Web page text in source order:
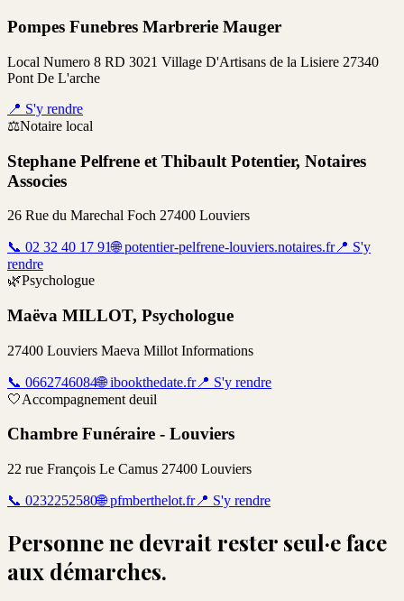
Pompes Funebres Marbrerie Mauger
Local Numero 8 RD 3021 Village D'Artisans de la Lisiere 27340
Pont De L'arche
📍 S'y rendre
⚖️Notaire local
Stephane Pelfrene et Thibault Potentier, Notaires
Associes
26 Rue du Marechal Foch 27400 Louviers
📞 02 32 40 17 91🌐 potentier-pelfrene-louviers.notaires.fr📍 S'y
rendre
🌿Psychologue
Maëva MILLOT, Psychologue
27400 Louviers Maeva Millot Informations
📞 0662746084🌐 ibookthedate.fr📍 S'y rendre
🤍Accompagnement deuil
Chambre Funéraire - Louviers
22 rue François Le Camus 27400 Louviers
📞 0232252580🌐 pfmberthelot.fr📍 S'y rendre
Personne ne devrait rester seul·e face
aux démarches.